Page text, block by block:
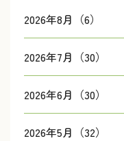
2026年8月（6）
2026年7月（30）
2026年6月（30）
2026年5月（32）